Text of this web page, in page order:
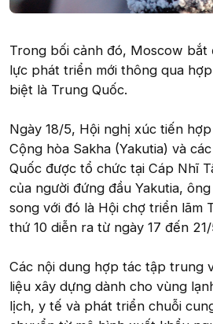
Trong bối cảnh đó, Moscow bắt
lực phát triển mới thông qua
biệt là Trung Quốc.
Ngày 18/5, Hội nghị xúc tiến
Cộng hòa Sakha (Yakutia) và
Quốc được tổ chức tại Cáp Nhĩ
của người đứng đầu Yakutia,
song với đó là Hội chợ triển lãm
thứ 10 diễn ra từ ngày 17 đến
Các nội dung hợp tác tập trung
liệu xây dựng dành cho vùng
lịch, y tế và phát triển chuỗi